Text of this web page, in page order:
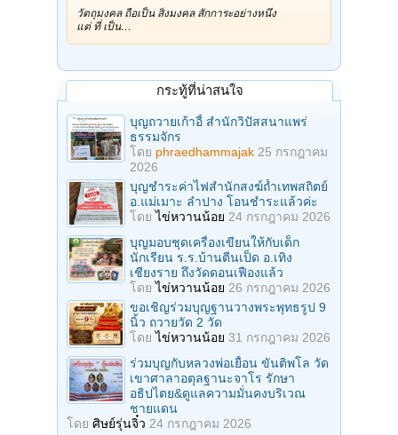
วัตถุมงคล ถือเป็น สิ่งมงคล สักการะอย่างหนึ่ง
แต่ ที่ เป็น…
กระทู้ที่น่าสนใจ
บุญถวายเก้าอี้ สำนักวิปัสสนาแพร่
ธรรมจักร
โดย phraedhammajak 25 กรกฎาคม
2026
บุญชำระค่าไฟสำนักสงฆ์ถ้ำเทพสถิตย์
อ.แม่เมาะ ลำปาง โอนชำระแล้วค่ะ
โดยไข่หวานน้อย 24 กรกฎาคม 2026
บุญมอบชุดเครื่องเขียนให้กับเด็ก
นักเรียน ร.ร.บ้านตีนเป็ด อ.เทิง
เชียงราย ถึงวัดดอนเฟืองแล้ว
โดยไข่หวานน้อย 26 กรกฎาคม 2026
ขอเชิญร่วมบุญฐานวางพระพุทธรูป 9
นิ้ว ถวายวัด 2 วัด
โดยไข่หวานน้อย 31 กรกฎาคม 2026
ร่วมบุญกับหลวงพ่อเยื้อน ขันติพโล วัด
เขาศาลาอตุลฐานะจาโร รักษา
อธิปไตย&ดูแลความมั่นคงบริเวณ
ชายแดน
โดย ศิษย์รุ่นจิ๋ว 24 กรกฎาคม 2026